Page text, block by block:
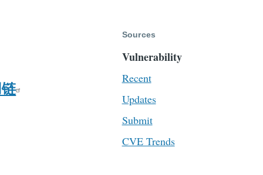
Sources
Vulnerability
Recent
Updates
Submit
CVE Trends